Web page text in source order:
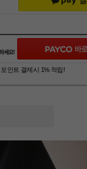
포인트 결제시 1% 적립!